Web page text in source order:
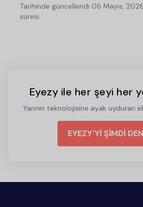
Tarihinde güncellendi 06 Mayıs, 2026
süresi
Eyezy ile her şeyi her
Yarının teknolojisine ayak uyduran
EYEZY'Yİ ŞİMDİ